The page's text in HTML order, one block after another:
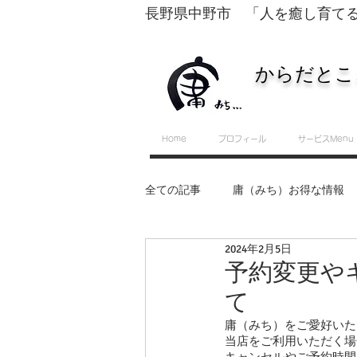
長野県中野市 「人を癒し育てる
からだと
Home プロフィール サービスMenu
全ての記事 庸（みち）お得な情報
転換するために必要な５つのスキル
セルフ整体・運動教室
予約変更や
て
2024年2月5日
庸（みち）をご愛好い
当店をご利用いただく